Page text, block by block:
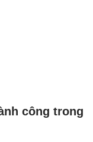
công trong